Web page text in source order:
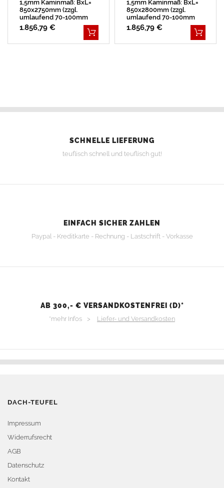
1,5mm Kaminmaß: BxL=
850x2750mm (zzgl.
umlaufend 70-100mm
Überstand)
1.856,79 €
1,5mm Kaminmaß: BxL=
850x2800mm (zzgl.
umlaufend 70-100mm
Überstand)
1.856,79 €
SCHNELLE LIEFERUNG
teuflisch schnell und teuflisch gut!
EINFACH SICHER ZAHLEN
Paypal - Kreditkarte - Rechnung - Lastschrift - Vorkasse
AB 300,- € VERSANDKOSTENFREI (D)*
*mehr Infos > Liefer- und Versandkosten
DACH-TEUFEL
Impressum
Widerrufsrecht
AGB
Datenschutz
Kontakt